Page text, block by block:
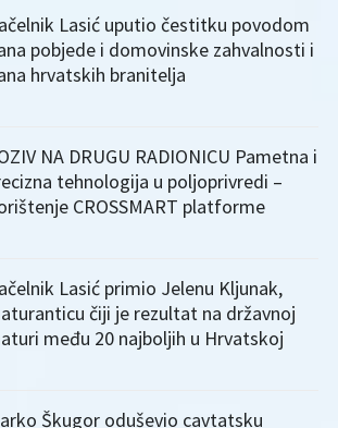
Lasić uputio čestitku povodom
pobjede i domovinske zahvalnosti i
hrvatskih branitelja
NA DRUGU RADIONICU Pametna i
tehnologija u poljoprivredi –
CROSSMART platforme
Lasić primio Jelenu Kljunak,
čiji je rezultat na državnoj
među 20 najboljih u Hrvatskoj
Škugor oduševio cavtatsku